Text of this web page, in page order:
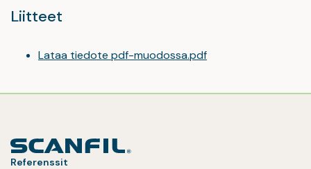
Liitteet
Lataa tiedote pdf-muodossa.pdf
Referenssit